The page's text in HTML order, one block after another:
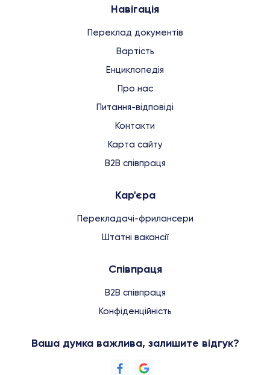
Навігація
Переклад документів
Вартість
Енциклопедія
Про нас
Питання-відповіді
Контакти
Карта сайту
B2B співпраця
Кар'єра
Перекладачі-фрилансери
Штатні вакансії
Співпраця
B2B співпраця
Конфіденційність
Ваша думка важлива, залишите відгук?